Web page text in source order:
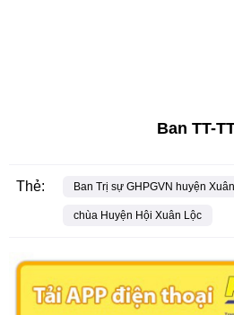
Ban TT-
Thẻ: Ban Trị sự GHPGVN huyện
chùa Huyện Hội Xuân Lộc